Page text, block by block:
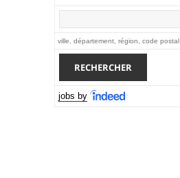
ville, département, région, code postal
jobs by